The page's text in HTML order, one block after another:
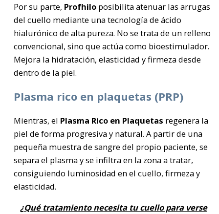
Por su parte, Profhilo posibilita atenuar las arrugas
del cuello mediante una tecnología de ácido
hialurónico de alta pureza. No se trata de un relleno
convencional, sino que actúa como bioestimulador.
Mejora la hidratación, elasticidad y firmeza desde
dentro de la piel.
Plasma rico en plaquetas (PRP)
Mientras, el Plasma Rico en Plaquetas regenera la
piel de forma progresiva y natural. A partir de una
pequeña muestra de sangre del propio paciente, se
separa el plasma y se infiltra en la zona a tratar,
consiguiendo luminosidad en el cuello, firmeza y
elasticidad.
¿Qué tratamiento necesita tu cuello para verse